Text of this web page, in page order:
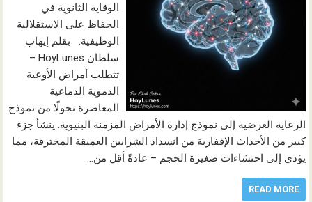
الوقاية الثانوية في
الحفاظ على الاستقلالية
الوظيفية. بقلم إيهاب
سلطان HoyLunes –
تتطلب أمراض الأوعية
الدموية الدماغية
المعاصرة تحولًا من نموذج
الرعاية العرضية إلى نموذج إدارة الأمراض المزمنة البنيوية. ينشأ جزء
كبير من الأحداث الإقفارية من انسداد الشرايين العميقة المخترقة، مما
يؤدي إلى احتشاءات صغيرة الحجم – عادةً أقل من…
READ MORE